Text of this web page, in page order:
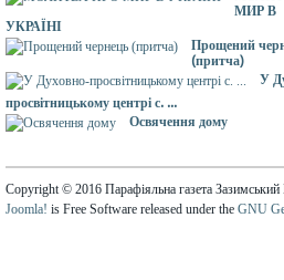
МИР В
УКРАЇНІ
Прощений
(притча)
У
просвітницькому центрі с. ...
Освячення дому
Copyright © 2016 Парафіяльна газета
Joomla! is Free Software released under the GNU